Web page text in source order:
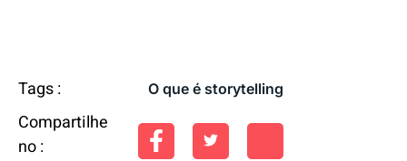
Tags : O que é storytelling
Compartilhe
no :